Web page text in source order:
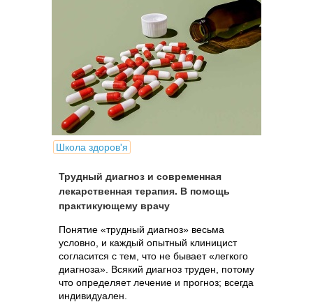
Школа здоров'я
Трудный диагноз и современная
лекарственная терапия. В помощь
практикующему врачу
Понятие «трудный диагноз» весьма
условно, и каждый опытный клиницист
согласится с тем, что не бывает «легкого
диагноза». Всякий диагноз труден, потому
что определяет лечение и прогноз; всегда
индивидуален.